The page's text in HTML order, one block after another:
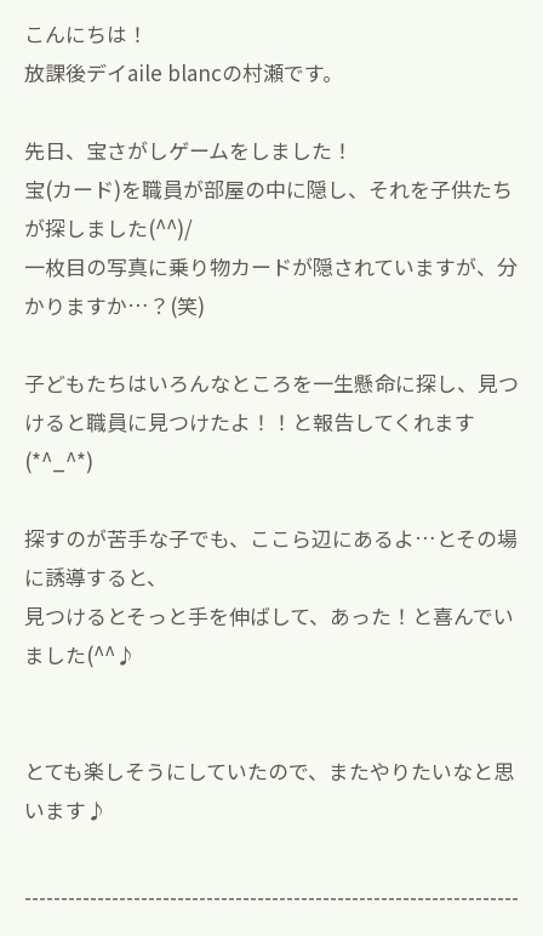
こんにちは！
放課後デイaile blancの村瀬です。
先日、宝さがしゲームをしました！
宝(カード)を職員が部屋の中に隠し、それを子供たち
が探しました(^^)/
一枚目の写真に乗り物カードが隠されていますが、分
かりますか…？(笑)
子どもたちはいろんなところを一生懸命に探し、見つ
けると職員に見つけたよ！！と報告してくれます
(*^_^*)
探すのが苦手な子でも、ここら辺にあるよ…とその場
に誘導すると、
見つけるとそっと手を伸ばして、あった！と喜んでい
ました(^^♪
とても楽しそうにしていたので、またやりたいなと思
います♪
--------------------------------------------------------------------